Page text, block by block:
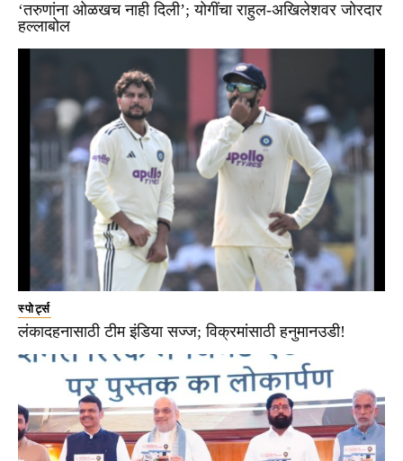
‘तरुणांना ओळखच नाही दिली’; योगींचा राहुल-अखिलेशवर जोरदार
हल्लाबोल
स्पोर्ट्स
लंकादहनासाठी टीम इंडिया सज्ज; विक्रमांसाठी हनुमानउडी!